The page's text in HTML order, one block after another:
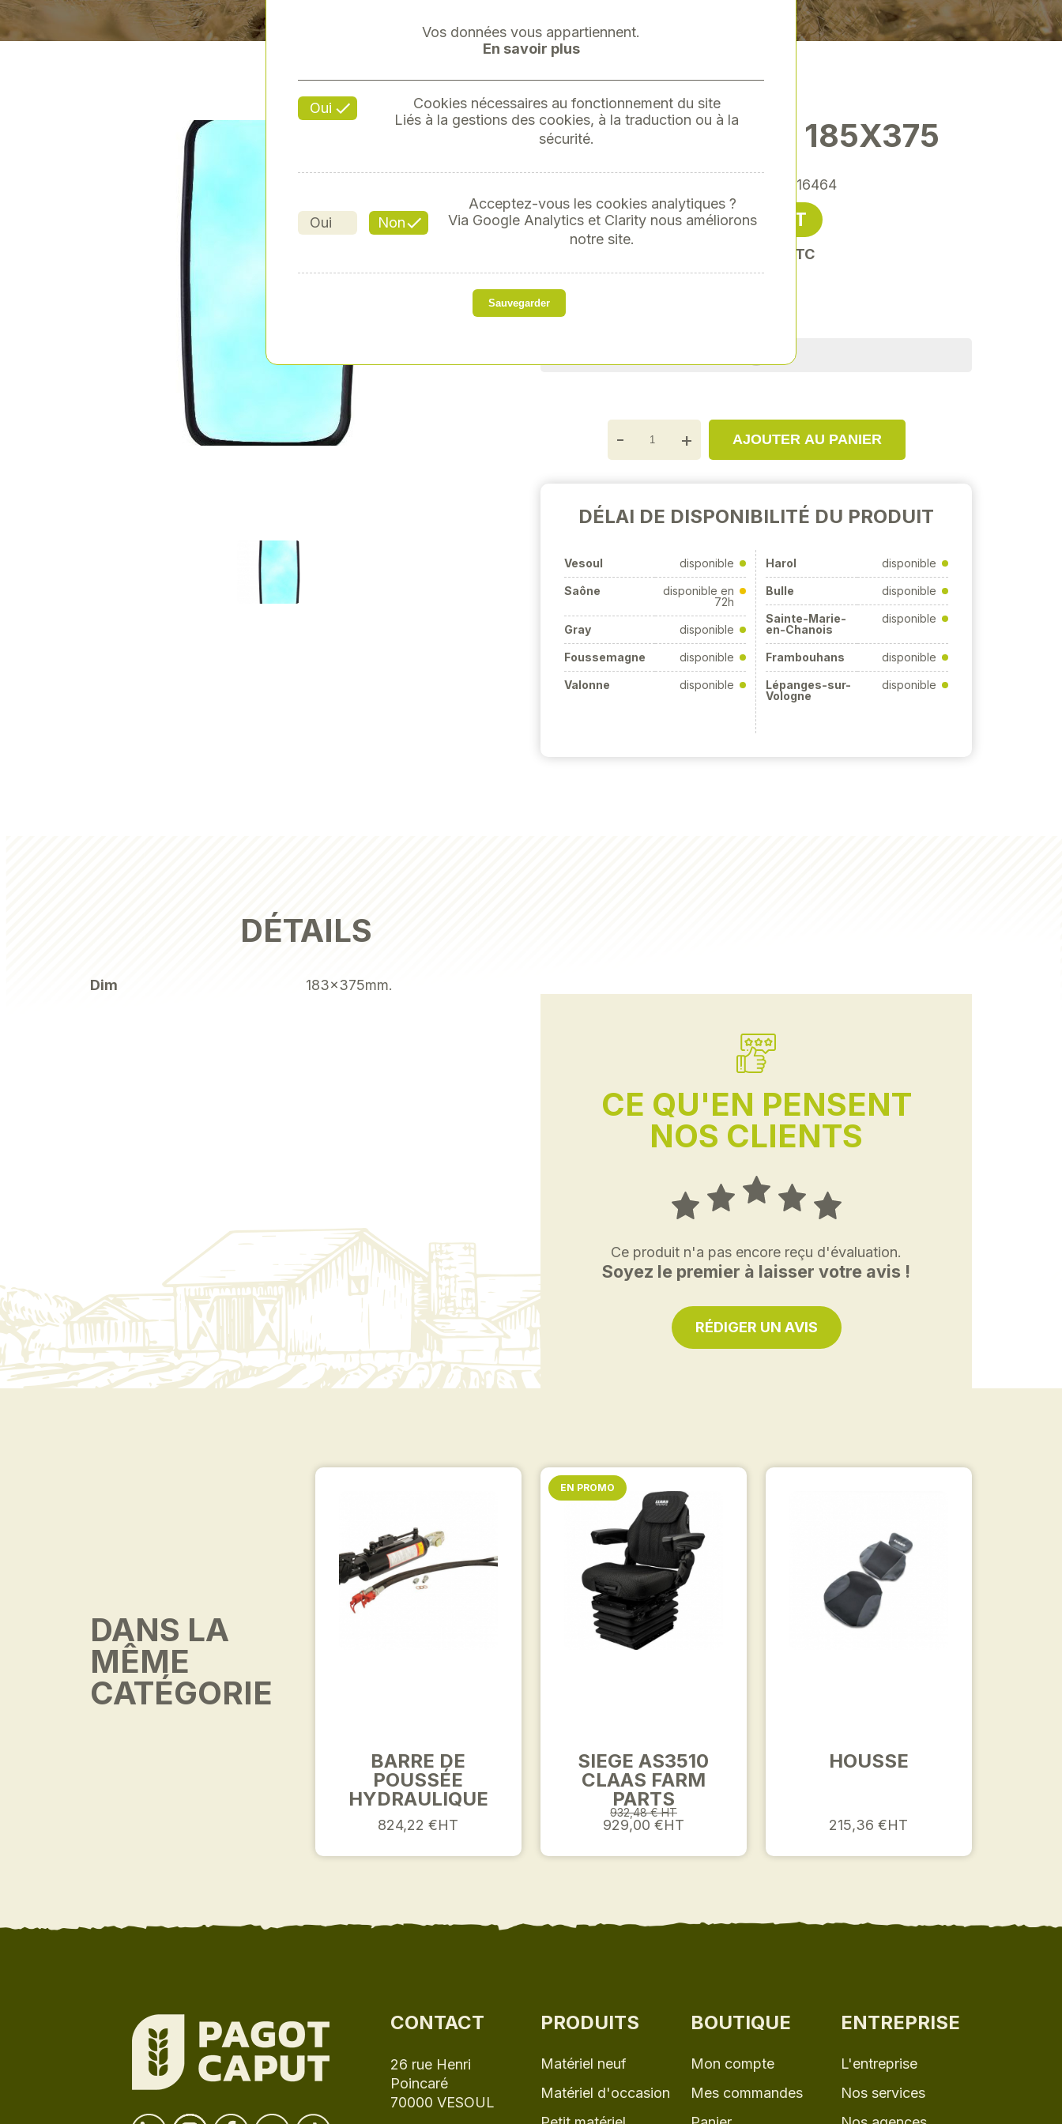
Next
RETROVISEUR 185X375
: SODI16464
28,91 € HT
soit 34,69 € TTC
Rétroviseur 185x375
- + AJOUTER AU PANIER
DÉLAI DE DISPONIBILITÉ DU PRODUIT
Vesoul disponible
Saône
disponible en
72h
Gray disponible
Foussemagne disponible
Valonne disponible
Harol disponible
Bulle disponible
Sainte-Marie-
en-Chanois
disponible
Frambouhans disponible
Lépanges-sur-
Vologne
disponible
DÉTAILS
Dim 183x375mm.
CE QU'EN PENSENT
NOS CLIENTS
Ce produit n'a pas encore reçu d'évaluation.
Soyez le premier à laisser votre avis !
RÉDIGER UN AVIS
DANS LA
MÊME
CATÉGORIE
BARRE DE
POUSSÉE
HYDRAULIQUE
824,22 €HT
SIEGE AS3510
CLAAS FARM
PARTS
932,48 € HT
929,00 €HT
EN PROMO
HOUSSE
215,36 €HT
CONTACT
26 rue Henri
Poincaré
70000 VESOUL
PRODUITS
Matériel neuf
Matériel d'occasion
BOUTIQUE
Mon compte
Mes commandes
ENTREPRISE
L'entreprise
Nos services
Vos données vous appartiennent.
En savoir plus
Oui
Cookies nécessaires au fonctionnement du site
Liés à la gestions des cookies, à la traduction ou à la
sécurité.
Oui Non
Acceptez-vous les cookies analytiques ?
Via Google Analytics et Clarity nous améliorons
notre site.
Sauvegarder